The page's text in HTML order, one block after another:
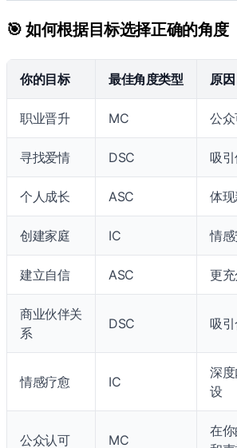
🎯 如何根据目标选择正确的角度
你的目标 最佳角度类型 原因
职业晋升 MC 公
寻找爱情 DSC 吸
个人成长 ASC 体
创建家庭 IC 情
建立自信 ASC 更
商业伙伴关
系
DSC 吸
情感疗愈 IC
深
设
公众认可 MC
在